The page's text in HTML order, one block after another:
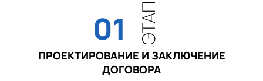
01 ЭТАП
ПРОЕКТИРОВАНИЕ И ЗАКЛЮЧЕНИЕ
ДОГОВОРА